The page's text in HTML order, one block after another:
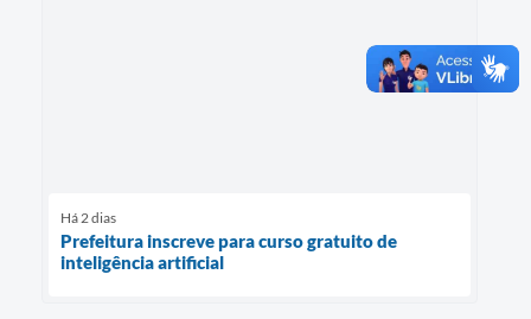
Há 2 dias
Prefeitura inscreve para curso gratuito de
inteligência artificial